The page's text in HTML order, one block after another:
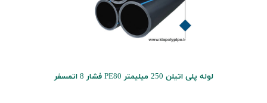
لوله پلی اتیلن 250 میلیمتر PE80 فشار 8 اتمسفر